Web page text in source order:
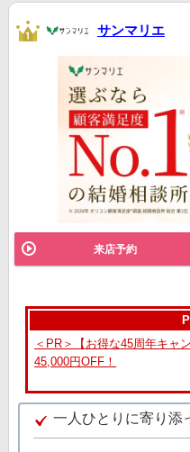
サンマリエ
来店予約
＜PR＞【お得な45周年キャ
45,000円OFF！
一人ひとりに寄り添